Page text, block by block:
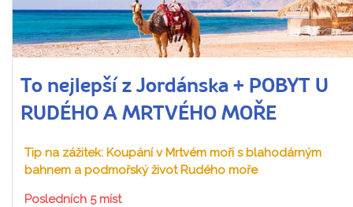
To nejlepší z Jordánska + POBYT U
RUDÉHO A MRTVÉHO MOŘE
Tip na zážitek: Koupání v Mrtvém moři s blahodárným
bahnem a podmořský život Rudého moře
Posledních 5 míst